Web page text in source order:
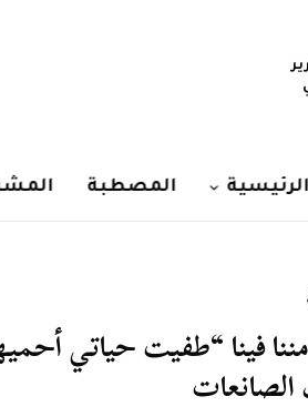
الرئيسية المصطبة
فينا “طفيت حياتي